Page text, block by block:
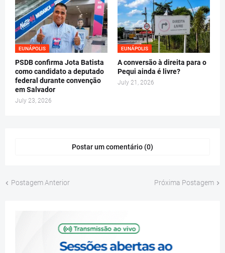
EUNÁPOLIS
PSDB confirma Jota Batista
como candidato a deputado
federal durante convenção
em Salvador
July 23, 2026
EUNÁPOLIS
A conversão à direita para o
Pequi ainda é livre?
July 21, 2026
Postar um comentário (0)
Postagem Anterior Próxima Postagem